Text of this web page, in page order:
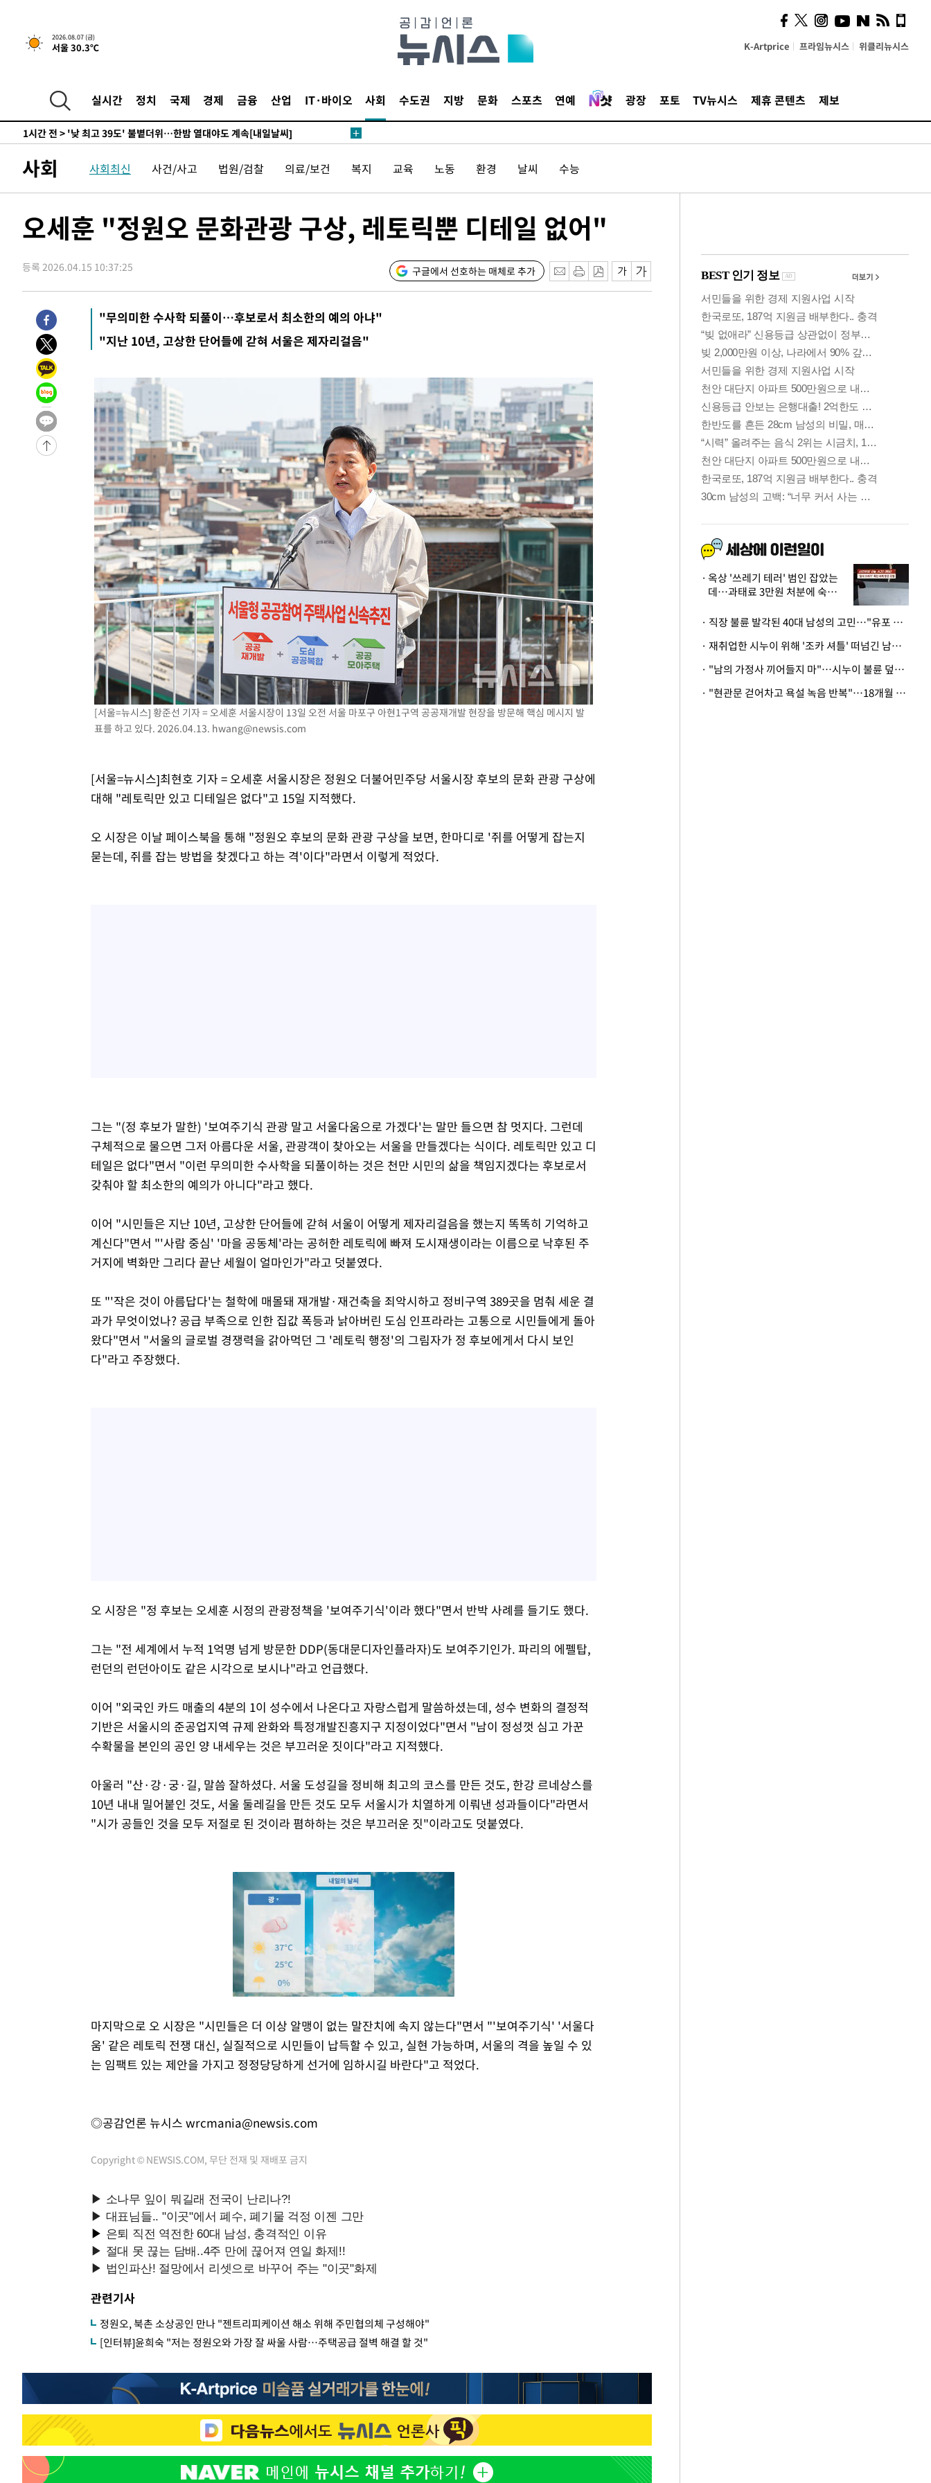
2026.08.07 (금)
서울 30.3℃ K-Artprice 프라임뉴시스 위클리뉴시스
실시간 정치 국제 경제 금융 산업 IT·바이오 사회 수도권 지방 문화 스포츠 연예 광장 포토 TV뉴시스 제휴 콘텐츠 제보
-11894초 전 >경찰, '홍명보는 2순위' 결론냈던 스포츠윤리센터도 압수수색
41분 전 >[속보]합참 "北 발사체는 단거리탄도미사일…감시·경계태세 강화"
1시간 전 >[속보] SKT, 에이닷 서비스 장애 발생…"원인 파악 중"
[속보]합참 "북, 동해상으로 미상 발사체 발사"
1시간 전 > '낮 최고 39도' 불볕더위…한밤 열대야도 계속[내일날씨]
1시간 전 >
"韓 외환시장 개입 관측 배경엔 美의 대한국 무역적자 있어"
1시간 전 >'월드컵 탈락 후폭풍' 축구협회…초유의 압수수색에 '충격·당황'
1시간 전 >
[속보]종합특검, 대검 추가 압수수색…내란 중요임무종사 혐의
2시간 전 >[속보]코스피, 301.88포인트(4.58%) 내린 6296.38 마감
2시간 전 >[속보]원·달러 환율, 0.7원 내린 1423.8원 마감
3시간 전 >
"여기 떨어졌다"…다누리, 스페이스X 로켓 달 충돌 흔적 포착
4시간 전 >
손흥민, 5경기 연속골 실패…LAFC는 승부차기 끝 과달라하라 격파
6시간 전 >
내일까지 39도 '펄펄'…기상청 "태풍 지나며 폭염 잠시 꺾인다"
-15000초 전 >
-14436초 전 >
[속보] 뉴욕증시, 혼조 출발…나스닥 0.3%↓, 다우 0.14%↑
-13229초 전 >
축구협회, 15년 전 심판 성 접대 파문에 "현재는 내부 지침 준수"
-11914초 전 >
경찰, '홍명보는 2순위' 결론냈던 스포츠윤리센터도 압수수색
41분 전 >
[속보]합참 "北 발사체는 단거리탄도미사일…감시·경계태세 강화"
日방위성, 北이 동해로 쏜 발사체는 탄도미사일 가능성
[속보] SKT, 에이닷 서비스 장애 발생…"원인 파악 중"
[속보]합참 "북, 동해상으로 미상 발사체 발사"
'낮 최고 39도' 불볕더위…한밤 열대야도 계속[내일날씨]
[속보]7~9일 프로야구 3연전도 폭염 취소…11일 재개
"韓 외환시장 개입 관측 배경엔 美의 대한국 무역적자 있어"
'월드컵 탈락 후폭풍' 축구협회…초유의 압수수색에 '충격·당황'
서울 낮 37.9도, 올여름 최고치 경신…영등포 순간 '40도'
[속보]종합특검, 대검 추가 압수수색…내란 중요임무종사 혐의
[속보]코스닥, 800p 회복…0.26% 오른 801.67 마감
[속보]코스피, 301.88포인트(4.58%) 내린 6296.38 마감
[속보]원·달러 환율, 0.7원 내린 1423.8원 마감
"여기 떨어졌다"…다누리, 스페이스X 로켓 달 충돌 흔적 포착
손흥민, 5경기 연속골 실패…LAFC는 승부차기 끝 과달라하라 격파
내일까지 39도 '펄펄'…기상청 "태풍 지나며 폭염 잠시 꺾인다"
사회 사회최신 사건/사고 법원/검찰 의료/보건 복지 교육 노동 환경 날씨 수능
오세훈 "정원오 문화관광 구상, 레토릭뿐 디테일 없어"
등록 2026.04.15 10:37:25 구글에서 선호하는 매체로 추가
"무의미한 수사학 되풀이…후보로서 최소한의 예의 아냐"
"지난 10년, 고상한 단어들에 갇혀 서울은 제자리걸음"
[서울=뉴시스] 황준선 기자 = 오세훈 서울시장이 13일 오전 서울 마포구 아현1구역 공공재개발 현장을 방문해 핵심 메시지 발
표를 하고 있다. 2026.04.13. hwang@newsis.com
[서울=뉴시스]최현호 기자 = 오세훈 서울시장은 정원오 더불어민주당 서울시장 후보의 문화 관광 구상에
대해 "레토릭만 있고 디테일은 없다"고 15일 지적했다.
오 시장은 이날 페이스북을 통해 "정원오 후보의 문화 관광 구상을 보면, 한마디로 '쥐를 어떻게 잡는지
묻는데, 쥐를 잡는 방법을 찾겠다고 하는 격'이다"라면서 이렇게 적었다.
그는 "(정 후보가 말한) '보여주기식 관광 말고 서울다움으로 가겠다'는 말만 들으면 참 멋지다. 그런데
구체적으로 물으면 그저 아름다운 서울, 관광객이 찾아오는 서울을 만들겠다는 식이다. 레토릭만 있고 디
테일은 없다"면서 "이런 무의미한 수사학을 되풀이하는 것은 천만 시민의 삶을 책임지겠다는 후보로서
갖춰야 할 최소한의 예의가 아니다"라고 했다.
이어 "시민들은 지난 10년, 고상한 단어들에 갇혀 서울이 어떻게 제자리걸음을 했는지 똑똑히 기억하고
계신다"면서 "'사람 중심' '마을 공동체'라는 공허한 레토릭에 빠져 도시재생이라는 이름으로 낙후된 주
거지에 벽화만 그리다 끝난 세월이 얼마인가"라고 덧붙였다.
또 "'작은 것이 아름답다'는 철학에 매몰돼 재개발·재건축을 죄악시하고 정비구역 389곳을 멈춰 세운 결
과가 무엇이었나? 공급 부족으로 인한 집값 폭등과 낡아버린 도심 인프라라는 고통으로 시민들에게 돌아
왔다"면서 "서울의 글로벌 경쟁력을 갉아먹던 그 '레토릭 행정'의 그림자가 정 후보에게서 다시 보인
다"라고 주장했다.
오 시장은 "정 후보는 오세훈 시정의 관광정책을 '보여주기식'이라 했다"면서 반박 사례를 들기도 했다.
그는 "전 세계에서 누적 1억명 넘게 방문한 DDP(동대문디자인플라자)도 보여주기인가. 파리의 에펠탑,
런던의 런던아이도 같은 시각으로 보시나"라고 언급했다.
이어 "외국인 카드 매출의 4분의 1이 성수에서 나온다고 자랑스럽게 말씀하셨는데, 성수 변화의 결정적
기반은 서울시의 준공업지역 규제 완화와 특정개발진흥지구 지정이었다"면서 "남이 정성껏 심고 가꾼
수확물을 본인의 공인 양 내세우는 것은 부끄러운 짓이다"라고 지적했다.
아울러 "산·강·궁·길, 말씀 잘하셨다. 서울 도성길을 정비해 최고의 코스를 만든 것도, 한강 르네상스를
10년 내내 밀어붙인 것도, 서울 둘레길을 만든 것도 모두 서울시가 치열하게 이뤄낸 성과들이다"라면서
"시가 공들인 것을 모두 저절로 된 것이라 폄하하는 것은 부끄러운 짓"이라고도 덧붙였다.
Mute
마지막으로 오 시장은 "시민들은 더 이상 알맹이 없는 말잔치에 속지 않는다"면서 "'보여주기식' '서울다
움' 같은 레토릭 전쟁 대신, 실질적으로 시민들이 납득할 수 있고, 실현 가능하며, 서울의 격을 높일 수 있
는 임팩트 있는 제안을 가지고 정정당당하게 선거에 임하시길 바란다"고 적었다.
◎공감언론 뉴시스 wrcmania@newsis.com
Copyright © NEWSIS.COM, 무단 전재 및 재배포 금지
관련기사
정원오, 북촌 소상공인 만나 "젠트리피케이션 해소 위해 주민협의체 구성해야"
[인터뷰]윤희숙 "저는 정원오와 가장 잘 싸울 사람…주택공급 절벽 해결 할 것"
의견, 국토부·LH에 충실히
전달할 것"
옥상 '쓰레기 테러' 범인 잡았는
데…과태료 3만원 처분에 숙박업
· 직장 불륜 발각된 40대 남성의 고민…"유포 동료 명예훼손·협박죄 고소 가능할까"
· 재취업한 시누이 위해 '조카 셔틀' 떠넘긴 남편…아내 "난 못한다"
· "남의 가정사 끼어들지 마"…시누이 불륜 덮으려는 남편에 억울한 아내
· "현관문 걷어차고 욕설 녹음 반복"…18개월 아기 키우는 집 뒤흔든 '앞집의 비극'